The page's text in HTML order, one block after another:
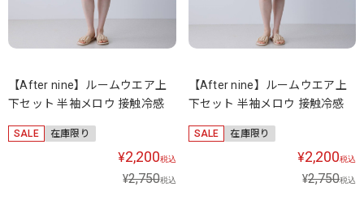
【After nine】ルームウエア上
下セット 半袖メロウ 接触冷感
SALE 在庫限り
¥2,200税込
¥2,750税込
【After nine】ルームウエア上
下セット 半袖メロウ 接触冷感
SALE 在庫限り
¥2,200税込
¥2,750税込